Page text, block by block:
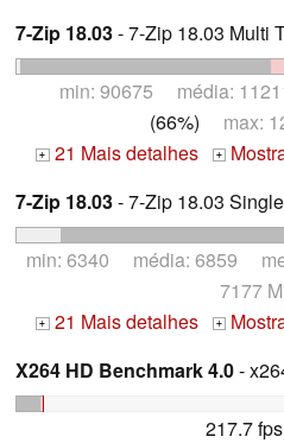
7-Zip 18.03- 7-Zip 18.03 Multi
min: 90675 média:
(66%) max:
+ 21 Mais detalhes +
7-Zip 18.03- 7-Zip 18.03
min: 6340 média: 6859
7177
+ 21 Mais detalhes +
X264 HD Benchmark 4.0-
217.7 fps